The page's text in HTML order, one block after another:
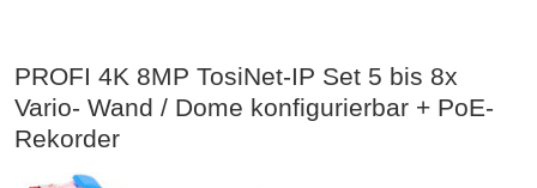
PROFI 4K 8MP TosiNet-IP Set 5 bis 8x
Vario- Wand / Dome konfigurierbar + PoE-
Rekorder